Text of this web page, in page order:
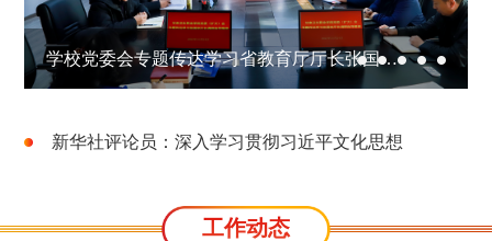
学校党委会专题传达学习省教育厅厅长张国珍调研讲话精神
新华社评论员：深入学习贯彻习近平文化思想
工作动态